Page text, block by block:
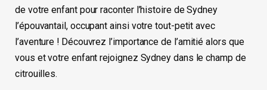
de votre enfant pour raconter l’histoire de Sydney
l’épouvantail, occupant ainsi votre tout-petit avec
l’aventure ! Découvrez l’importance de l’amitié alors que
vous et votre enfant rejoignez Sydney dans le champ de
citrouilles.